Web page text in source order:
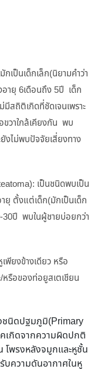
เป็นเด็กเล็ก(นิยามคำว่า
ายุ 6เดือนถึง 5ปี เด็ก
สถิติเกิดที่ชัดเจนเพราะ
ขวาใกล้เคียงกัน พบ
งไม่พบปัจจัยเสี่ยงทาง
เป็นชนิดพบเป็น
ตั้งแต่เด็ก(มักเป็นเด็ก
ปี พบในผู้ชายบ่อยกว่า
พียงข้างเดียว หรือ
รือของท่อยูสเตเชียน
ชนิดปฐมภูมิ(Primary
เกิดจากความผิดปกติ
โพรงหลังจมูกและหูชั้น
บความดันอากาศในหู